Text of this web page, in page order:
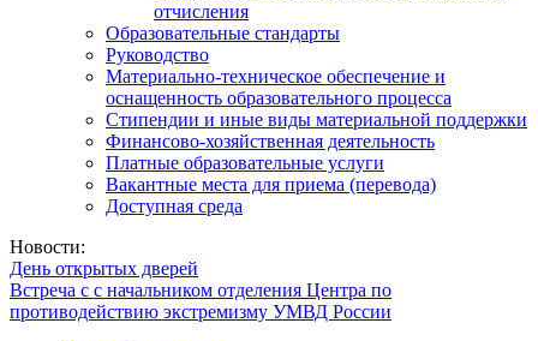
отчисления
Образовательные стандарты
Руководство
Материально-техническое обеспечение и
оснащенность образовательного процесса
Стипендии и иные виды материальной поддержки
Финансово-хозяйственная деятельность
Платные образовательные услуги
Вакантные места для приема (перевода)
Доступная среда
Новости:
День открытых дверей
Встреча с с начальником отделения Центра по
противодействию экстремизму УМВД России